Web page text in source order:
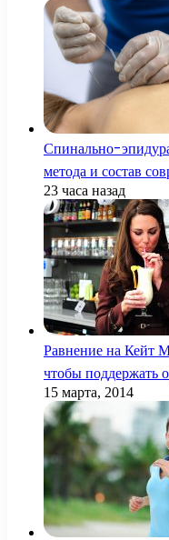
Спинально-
метода и состав
23 часа назад
Равнение на Кейт
чтобы поддержать
15 марта, 2014